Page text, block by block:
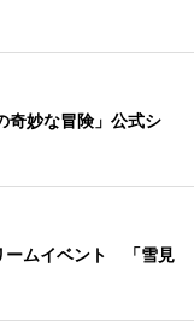
奇妙な冒険」公式シ
ームイベント 「雪見